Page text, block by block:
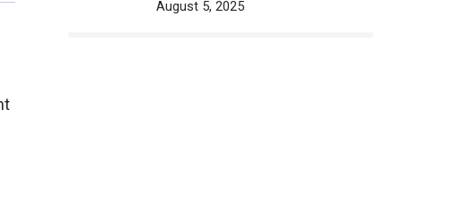
August 5, 2025